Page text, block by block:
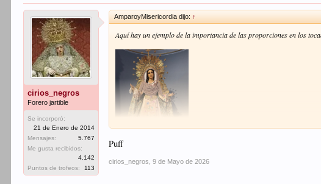
cirios_negros
Forero jartible
Se incorporó:
21 de Enero de 2014
Mensajes:
5.767
Me gusta recibidos:
4.142
Puntos de trofeos:
113
AmparoyMisericordia dijo: ↑
Aquí hay un ejemplo de la importancia de las proporciones en los
Puff
cirios_negros 9 de Mayo de 2026